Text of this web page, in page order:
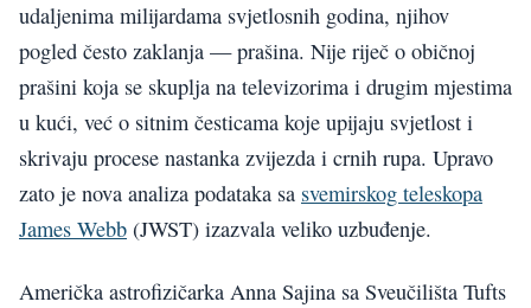
udaljenima milijardama svjetlosnih godina, njihov
pogled često zaklanja — prašina. Nije riječ o običnoj
prašini koja se skuplja na televizorima i drugim mjestima
u kući, već o sitnim česticama koje upijaju svjetlost i
skrivaju procese nastanka zvijezda i crnih rupa. Upravo
zato je nova analiza podataka sa svemirskog teleskopa
James Webb (JWST) izazvala veliko uzbuđenje.
Američka astrofizičarka Anna Sajina sa Sveučilišta Tufts